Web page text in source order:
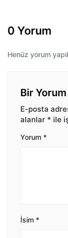
0 Yorum
Henüz yorum
Bir Yorum
E-posta
alanlar * ile
Yorum *
İsim *